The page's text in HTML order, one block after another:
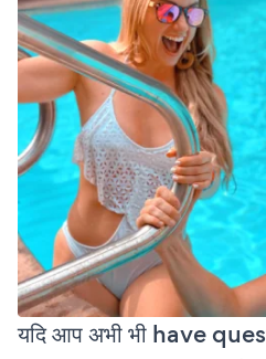
यदि आप अभी भी have